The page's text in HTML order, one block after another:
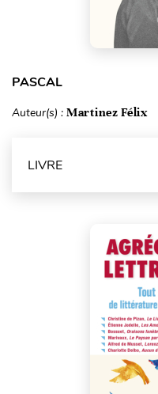
PASCAL
Auteur(s) : Martinez Félix
LIVRE